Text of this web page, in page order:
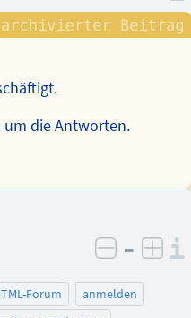
die Antworten.
negativ
–
Forum
anmelden